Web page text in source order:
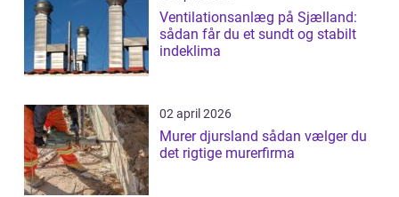
Ventilationsanlæg på Sjælland:
sådan får du et sundt og stabilt
indeklima
02 april 2026
Murer djursland sådan vælger du
det rigtige murerfirma